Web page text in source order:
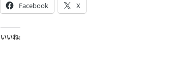
Facebook X
いいね: